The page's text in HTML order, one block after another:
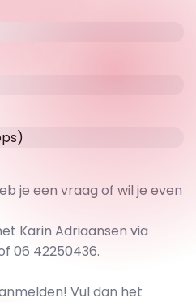
je een vraag of wil je even
Karin Adriaansen via
06 42250436.
Vul dan het